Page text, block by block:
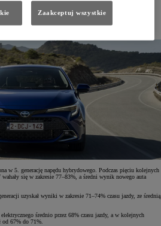
o długości 11,9 km, wytyczoną ulicami Poznania. Przejazdy
powyżej zera zajmowały im średnio około 33 minuty.
w 5. generację napędu hybrydowego. Podczas pięciu kolejnych
się w zakresie 77–83%, a średni wynik nowego auta
uzyskał wyniki w zakresie 71–74% czasu jazdy, ze średnią
średnio przez 68% czasu jazdy, a w kolejnych
od 67% do 71%.
Zaakceptuj wszystkie